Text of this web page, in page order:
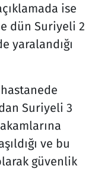
ise
dün Suriyeli 2
yaralandığı
Suriyeli 3
ve bu
güvenlik